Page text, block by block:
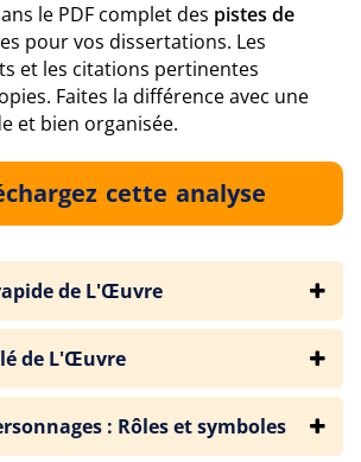
le PDF complet des pistes de
pour vos dissertations. Les
et les citations pertinentes
Faites la différence avec une
et bien organisée.
cette analyse
de L'Œuvre
de L'Œuvre
: Rôles et symboles